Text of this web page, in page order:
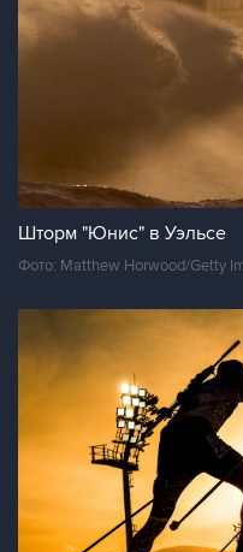
Шторм "Юнис" в Уэльсе
Фото: Matthew Horwood/Getty